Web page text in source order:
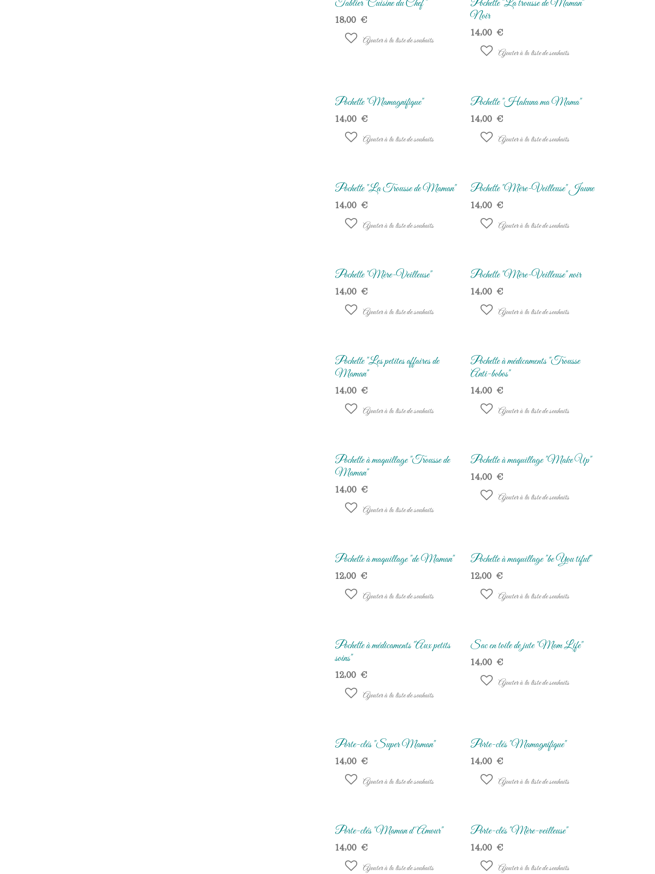
Tablier "Cuisine du Chef "
18,00€
Ajouter à la liste de souhaits
Pochette "La trousse de Maman"
Noir
14,00€
Ajouter à la liste de souhaits
Pochette "Mamagnifique"
14,00€
Ajouter à la liste de souhaits
Pochette "Hakuna ma Mama"
14,00€
Ajouter à la liste de souhaits
Pochette "La Trousse de Maman"
14,00€
Ajouter à la liste de souhaits
Pochette "Mère-Veilleuse" Jaune
14,00€
Ajouter à la liste de souhaits
Pochette "Mère-Veilleuse"
14,00€
Ajouter à la liste de souhaits
Pochette "Mère-Veilleuse" noir
14,00€
Ajouter à la liste de souhaits
Pochette "Les petites affaires de
Maman"
14,00€
Ajouter à la liste de souhaits
Pochette à médicaments "Trousse
Anti-bobos"
14,00€
Ajouter à la liste de souhaits
Pochette à maquillage "Trousse de
Maman"
14,00€
Ajouter à la liste de souhaits
Pochette à maquillage "Make Up"
14,00€
Ajouter à la liste de souhaits
Pochette à maquillage "de Maman"
12,00€
Ajouter à la liste de souhaits
Pochette à maquillage "be You tiful"
12,00€
Ajouter à la liste de souhaits
Pochette à médicaments "Aux petits
soins"
12,00€
Ajouter à la liste de souhaits
Sac en toile de jute "Mom Life"
14,00€
Ajouter à la liste de souhaits
Porte-clés "Super Maman"
14,00€
Ajouter à la liste de souhaits
Porte-clés "Mamagnifique"
14,00€
Ajouter à la liste de souhaits
Porte-clés "Maman d'Amour"
14,00€
Ajouter à la liste de souhaits
Porte-clés "Mère-veilleuse"
14,00€
Ajouter à la liste de souhaits